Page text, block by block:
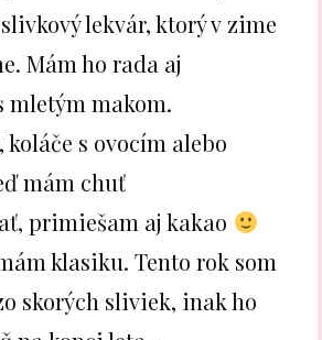
lekvár, ktorý v zime
Mám ho rada aj
mletým makom.
s ovocím alebo
mám chuť
primiešam aj kakao
klasiku. Tento rok som
skorých sliviek, inak ho